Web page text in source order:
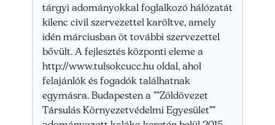
tárgyi adományokkal foglalkozó hálózatát
kilenc civil szervezettel karöltve, amely
idén márciusban öt további szervezettel
bővült. A fejlesztés központi eleme a
http://www.tulsokcucc.hu oldal, ahol
felajánlók és fogadók találhatnak
egymásra. Budapesten a ""Zöldövezet
Társulás Környezetvédelmi Egyesület""